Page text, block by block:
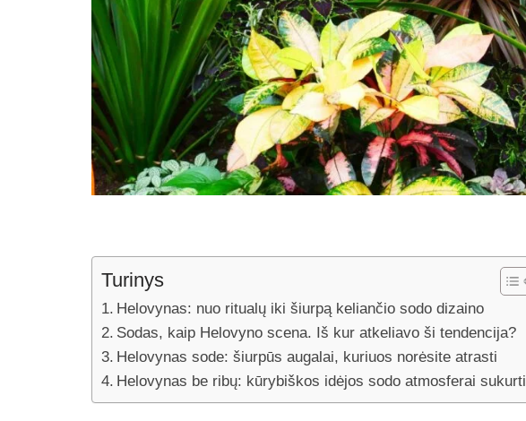
Turinys
Helovynas: nuo ritualų iki šiurpą keliančio sodo dizaino
Sodas, kaip Helovyno scena. Iš kur atkeliavo ši tendencija?
Helovynas sode: šiurpūs augalai, kuriuos norėsite atrasti
Helovynas be ribų: kūrybiškos idėjos sodo atmosferai sukurti